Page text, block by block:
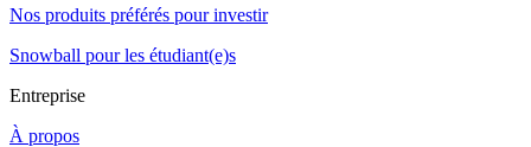
Nos produits préférés pour investir
Snowball pour les étudiant(e)s
Entreprise
À propos